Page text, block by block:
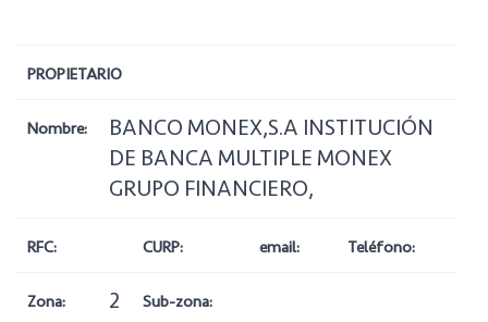
PROPIETARIO
Nombre:
BANCO MONEX,S.A INSTITUCIÓN
DE BANCA MULTIPLE MONEX
GRUPO FINANCIERO,
RFC: CURP: email: Teléfono:
Zona: 2 Sub-zona: